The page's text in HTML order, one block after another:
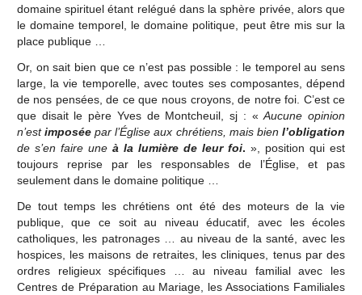
domaine spirituel étant relégué dans la sphère privée, alors que
le domaine temporel, le domaine politique, peut être mis sur la
place publique …
Or, on sait bien que ce n’est pas possible : le temporel au sens
large, la vie temporelle, avec toutes ses composantes, dépend
de nos pensées, de ce que nous croyons, de notre foi. C’est ce
que disait le père Yves de Montcheuil, sj : «Aucune opinion
n’estimposée par l’Église aux chrétiens, mais bienl’obligation
de s’en faire une à la lumière de leur foi. », position qui est
toujours reprise par les responsables de l’Église, et pas
seulement dans le domaine politique …
De tout temps les chrétiens ont été des moteurs de la vie
publique, que ce soit au niveau éducatif, avec les écoles
catholiques, les patronages … au niveau de la santé, avec les
hospices, les maisons de retraites, les cliniques, tenus par des
ordres religieux spécifiques … au niveau familial avec les
Centres de Préparation au Mariage, les Associations Familiales